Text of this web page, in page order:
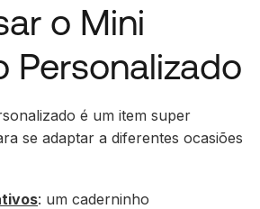
o Mini
Personalizado
é um item super
se adaptar a diferentes ocasiões
: um caderninho